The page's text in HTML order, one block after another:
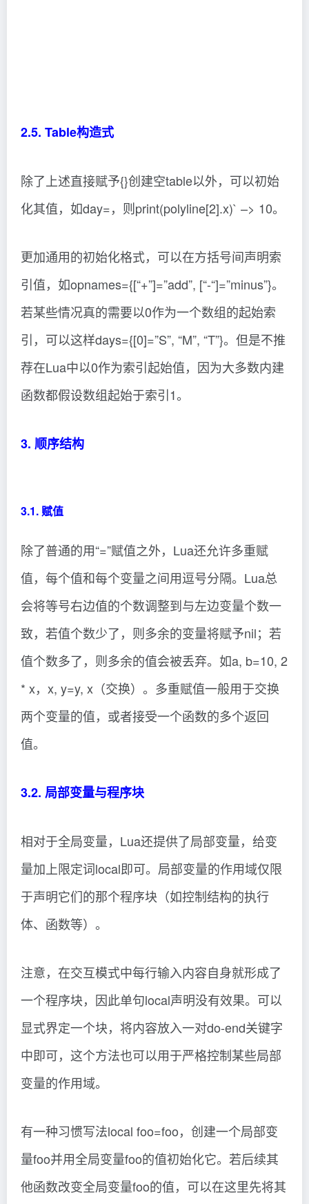
2.5. Table构造式
除了上述直接赋予{}创建空table以外，可以初始
化其值，如day=，则print(polyline[2].x)` –> 10。
更加通用的初始化格式，可以在方括号间声明索
引值，如opnames={[“+”]=”add”, [“-“]=”minus”}。
若某些情况真的需要以0作为一个数组的起始索
引，可以这样days={[0]=”S”, “M”, “T”}。但是不推
荐在Lua中以0作为索引起始值，因为大多数内建
函数都假设数组起始于索引1。
3. 顺序结构
3.1. 赋值
除了普通的用“=”赋值之外，Lua还允许多重赋
值，每个值和每个变量之间用逗号分隔。Lua总
会将等号右边值的个数调整到与左边变量个数一
致，若值个数少了，则多余的变量将赋予nil；若
值个数多了，则多余的值会被丢弃。如a, b=10, 2
* x，x, y=y, x（交换）。多重赋值一般用于交换
两个变量的值，或者接受一个函数的多个返回
值。
3.2. 局部变量与程序块
相对于全局变量，Lua还提供了局部变量，给变
量加上限定词local即可。局部变量的作用域仅限
于声明它们的那个程序块（如控制结构的执行
体、函数等）。
注意，在交互模式中每行输入内容自身就形成了
一个程序块，因此单句local声明没有效果。可以
显式界定一个块，将内容放入一对do-end关键字
中即可，这个方法也可以用于严格控制某些局部
变量的作用域。
有一种习惯写法local foo=foo，创建一个局部变
量foo并用全局变量foo的值初始化它。若后续其
他函数改变全局变量foo的值，可以在这里先将其